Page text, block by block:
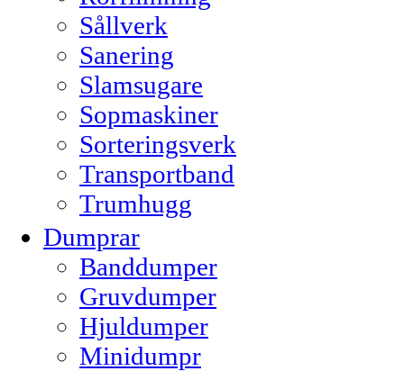
Sållverk
Sanering
Slamsugare
Sopmaskiner
Sorteringsverk
Transportband
Trumhugg
Dumprar
Banddumper
Gruvdumper
Hjuldumper
Minidumpr